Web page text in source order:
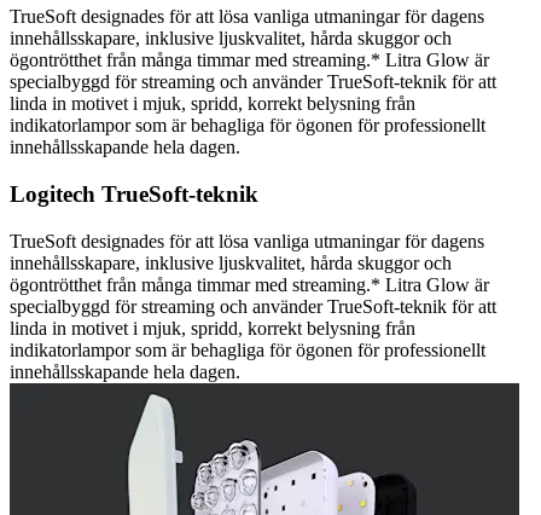
TrueSoft designades för att lösa vanliga utmaningar för dagens
innehållsskapare, inklusive ljuskvalitet, hårda skuggor och
ögontrötthet från många timmar med streaming.* Litra Glow är
specialbyggd för streaming och använder TrueSoft-teknik för att
linda in motivet i mjuk, spridd, korrekt belysning från
indikatorlampor som är behagliga för ögonen för professionellt
innehållsskapande hela dagen.
Logitech TrueSoft-teknik
TrueSoft designades för att lösa vanliga utmaningar för dagens
innehållsskapare, inklusive ljuskvalitet, hårda skuggor och
ögontrötthet från många timmar med streaming.* Litra Glow är
specialbyggd för streaming och använder TrueSoft-teknik för att
linda in motivet i mjuk, spridd, korrekt belysning från
indikatorlampor som är behagliga för ögonen för professionellt
innehållsskapande hela dagen.